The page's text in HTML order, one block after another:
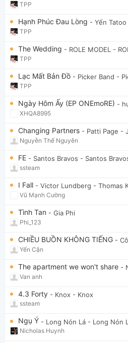
TPP
Hạnh Phúc Đau Lòng - Yến Tatoo
TPP
The Wedding - ROLE MODEL -
TPP
Lạc Mất Bản Đồ - Picker Band -
TPP
Ngày Hôm Ấy (EP ONEmoRE) -
XHQA8995
Changing Partners - Patti Page -
Nguyễn Thế Nguyên
FE - Santos Bravos - Santos
ssteam
I Fall - Victor Lundberg - Thomas
Vũ Mạnh Cường
Tình Tan - Gia Phi
Phi_123
CHIỀU BUỒN KHÔNG TIẾNG -
Yến Cận
The apartment we won't share -
Van anh
4.3 Forty - Knox - Knox
ssteam
Ngụ Ý - Long Nón Lá - Long Nón
Nicholas Huynh